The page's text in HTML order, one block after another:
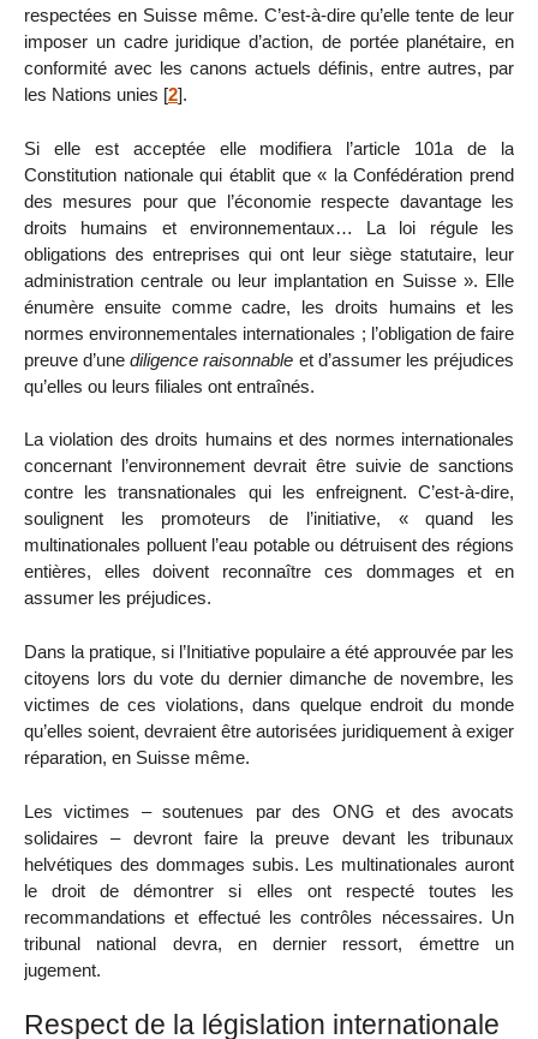
respectées en Suisse même. C’est-à-dire qu’elle tente de leur
imposer un cadre juridique d’action, de portée planétaire, en
conformité avec les canons actuels définis, entre autres, par
les Nations unies [2].
Si elle est acceptée elle modifiera l’article 101a de la
Constitution nationale qui établit que « la Confédération prend
des mesures pour que l’économie respecte davantage les
droits humains et environnementaux… La loi régule les
obligations des entreprises qui ont leur siège statutaire, leur
administration centrale ou leur implantation en Suisse ». Elle
énumère ensuite comme cadre, les droits humains et les
normes environnementales internationales ; l’obligation de faire
preuve d’unediligence raisonnable et d’assumer les préjudices
qu’elles ou leurs filiales ont entraînés.
La violation des droits humains et des normes internationales
concernant l’environnement devrait être suivie de sanctions
contre les transnationales qui les enfreignent. C’est-à-dire,
soulignent les promoteurs de l’initiative, « quand les
multinationales polluent l’eau potable ou détruisent des régions
entières, elles doivent reconnaître ces dommages et en
assumer les préjudices.
Dans la pratique, si l’Initiative populaire a été approuvée par les
citoyens lors du vote du dernier dimanche de novembre, les
victimes de ces violations, dans quelque endroit du monde
qu’elles soient, devraient être autorisées juridiquement à exiger
réparation, en Suisse même.
Les victimes – soutenues par des ONG et des avocats
solidaires – devront faire la preuve devant les tribunaux
helvétiques des dommages subis. Les multinationales auront
le droit de démontrer si elles ont respecté toutes les
recommandations et effectué les contrôles nécessaires. Un
tribunal national devra, en dernier ressort, émettre un
jugement.
Respect de la législation internationale